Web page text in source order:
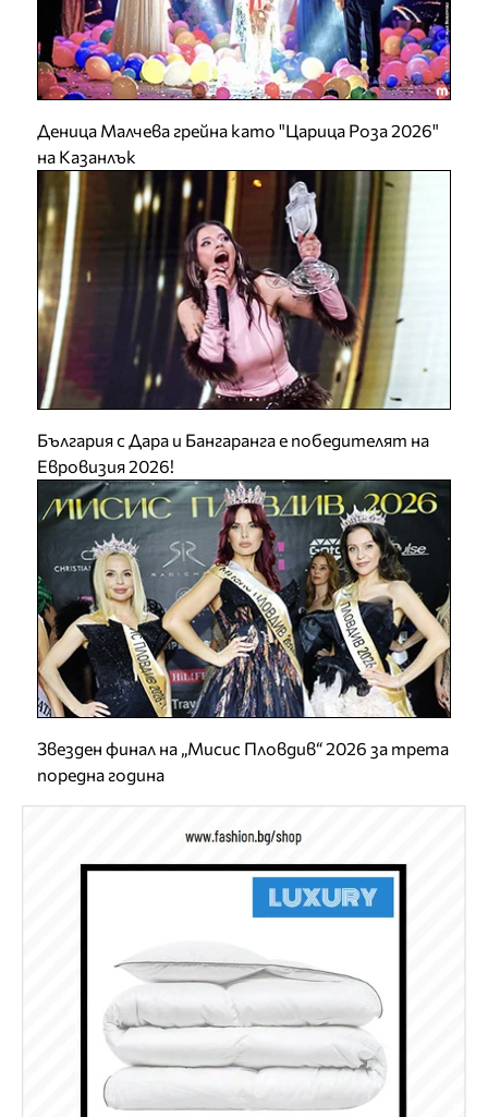
Деница Малчева грейна като "Царица Роза 2026"
на Казанлък
България с Дара и Бангаранга е победителят на
Евровизия 2026!
Звезден финал на „Мисис Пловдив“ 2026 за трета
поредна година